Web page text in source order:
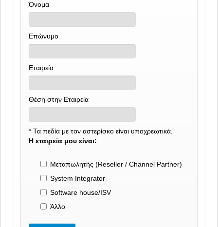
Όνομα
Επώνυμο
Εταιρεία
Θέση στην Εταιρεία
* Τα πεδία με τον αστερίσκο είναι υποχρεωτικά.
Η εταιρεία μου είναι:
Μεταπωλητής (Reseller / Channel Partner)
System Integrator
Software house/ISV
Άλλο